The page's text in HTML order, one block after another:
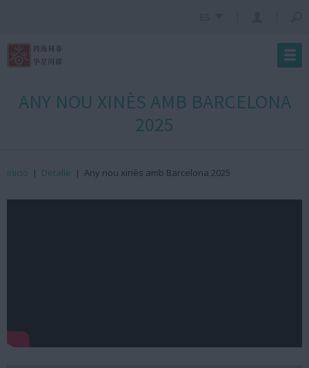
ANY NOU XINÈS AMB BARCELONA
2025
Inicio | Detalle | Any nou xinès amb Barcelona 2025